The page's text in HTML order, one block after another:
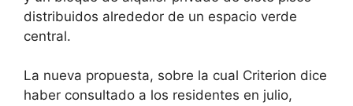
distribuidos alrededor de un espacio verde
central.
La nueva propuesta, sobre la cual Criterion dice
haber consultado a los residentes en julio,